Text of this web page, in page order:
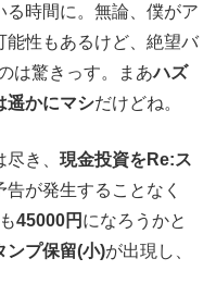
時間に。無論、僕がア
能性もあるけど、絶望バ
は驚きっす。まあハズ
遥かにマシだけどね。
き、 現金投資をRe:ス
が発生することなく
45000円 になろうかと
ンプ保留(小)が出現し、